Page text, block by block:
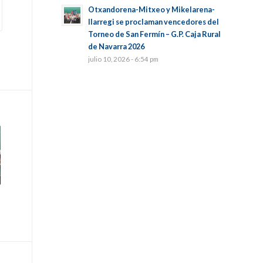
Otxandorena-Mitxeo y Mikelarena-
Ilarregi se proclaman vencedores del
Torneo de San Fermín – G.P. Caja Rural
de Navarra 2026
julio 10, 2026 - 6:54 pm